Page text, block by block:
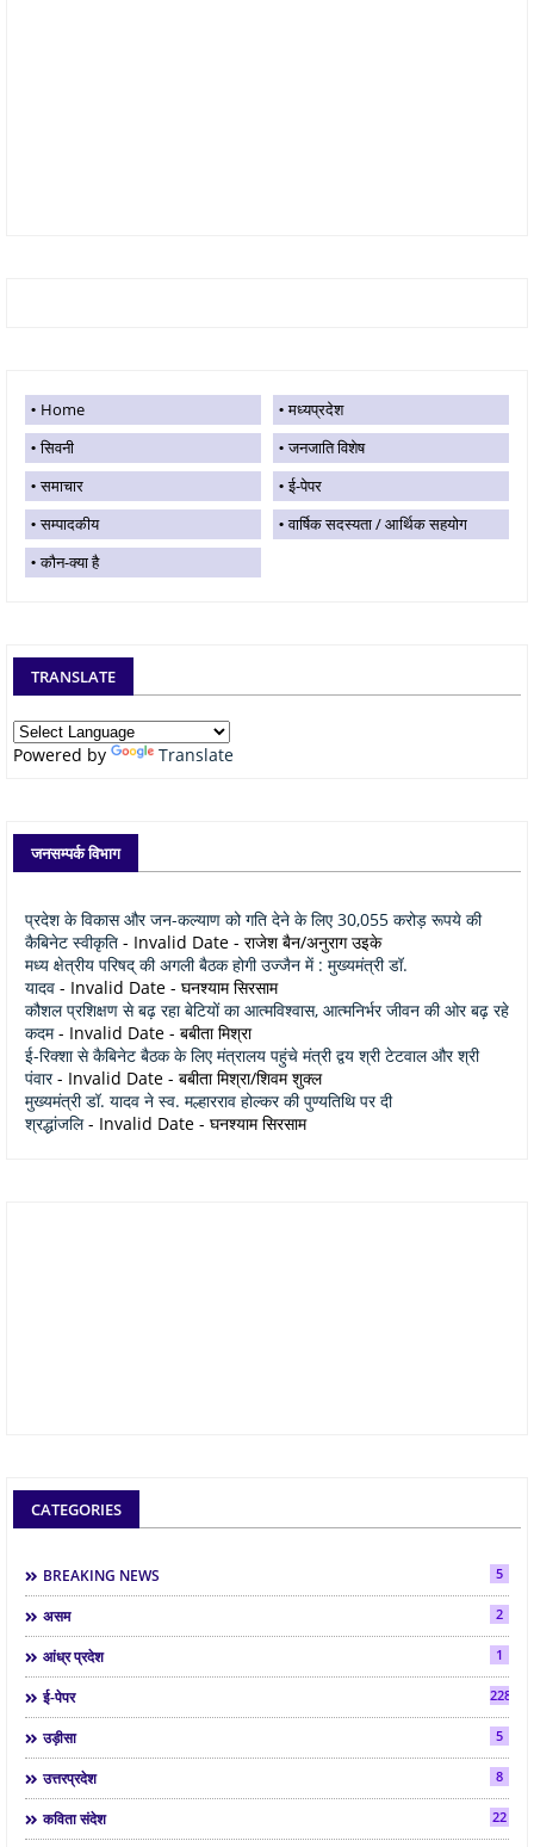
Home
मध्यप्रदेश
सिवनी
जनजाति विशेष
समाचार
ई-पेपर
सम्पादकीय
वार्षिक सदस्यता / आर्थिक सहयोग
कौन-क्या है
TRANSLATE
Powered by Translate
जनसम्पर्क विभाग
प्रदेश के विकास और जन-कल्याण को गति देने के लिए 30,055 करोड़ रूपये की
कैबिनेट स्वीकृति - Invalid Date - राजेश बैन/अनुराग उइके
मध्य क्षेत्रीय परिषद् की अगली बैठक होगी उज्जैन में : मुख्यमंत्री डॉ.
यादव - Invalid Date - घनश्याम सिरसाम
कौशल प्रशिक्षण से बढ़ रहा बेटियों का आत्मविश्वास, आत्मनिर्भर जीवन की ओर बढ़ रहे
कदम- Invalid Date - बबीता मिश्रा
ई-रिक्शा से कैबिनेट बैठक के लिए मंत्रालय पहुंचे मंत्री द्वय श्री टेटवाल और श्री
पंवार- Invalid Date - बबीता मिश्रा/शिवम शुक्ल
मुख्यमंत्री डॉ. यादव ने स्व. मल्हारराव होल्कर की पुण्यतिथि पर दी
श्रद्धांजलि- Invalid Date - घनश्याम सिरसाम
CATEGORIES
BREAKING NEWS 5
असम 2
आंध्र प्रदेश 1
ई-पेपर 2286
उड़ीसा 5
उत्तरप्रदेश 8
कविता संदेश 22